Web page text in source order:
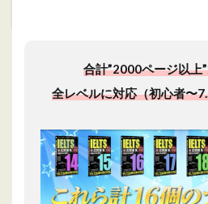
合計”2000ページ以上
全レベルに対応（初心者〜